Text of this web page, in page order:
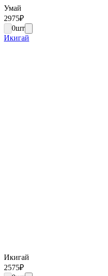
Умай
2975₽
0шт
Икигай
Икигай
2575₽